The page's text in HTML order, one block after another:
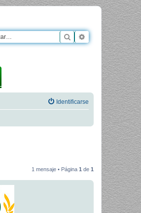
Buscar Búsqueda
Identificarse
1 mensaje • Página 1 de 1